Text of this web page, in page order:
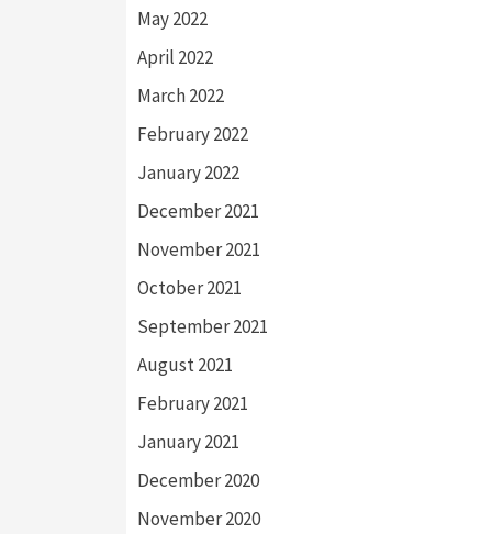
May 2022
April 2022
March 2022
February 2022
January 2022
December 2021
November 2021
October 2021
September 2021
August 2021
February 2021
January 2021
December 2020
November 2020